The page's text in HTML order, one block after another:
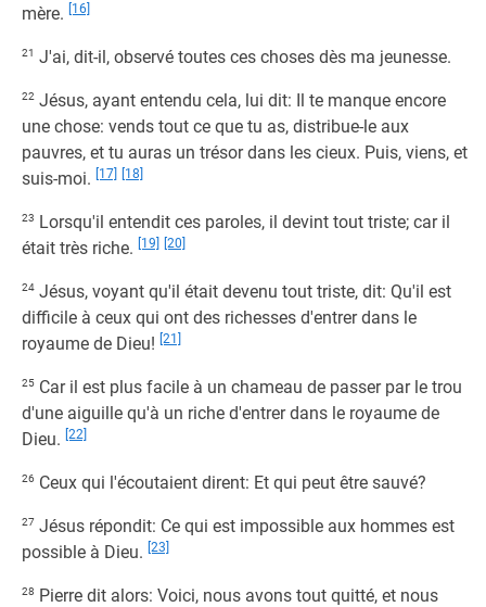
mère.
[16]
21 J'ai, dit-il, observé toutes ces choses dès ma jeunesse.
22 Jésus, ayant entendu cela, lui dit: Il te manque encore
une chose: vends tout ce que tu as, distribue-le aux
pauvres, et tu auras un trésor dans les cieux. Puis, viens, et
suis-moi.
[17] [18]
23 Lorsqu'il entendit ces paroles, il devint tout triste; car il
était très riche.
[19] [20]
24 Jésus, voyant qu'il était devenu tout triste, dit: Qu'il est
difficile à ceux qui ont des richesses d'entrer dans le
royaume de Dieu! [21]
25 Car il est plus facile à un chameau de passer par le trou
d'une aiguille qu'à un riche d'entrer dans le royaume de
Dieu. [22]
26 Ceux qui l'écoutaient dirent: Et qui peut être sauvé?
27 Jésus répondit: Ce qui est impossible aux hommes est
possible à Dieu. [23]
28 Pierre dit alors: Voici, nous avons tout quitté, et nous